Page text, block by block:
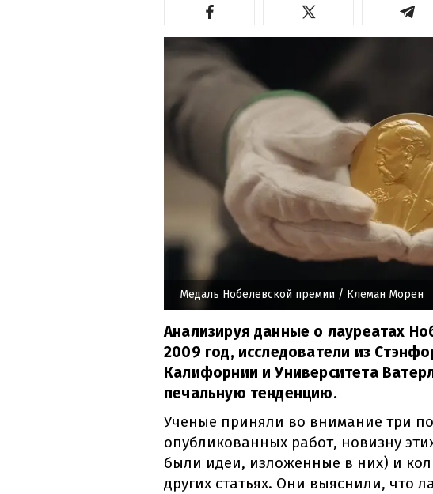
Медаль Нобелевской премии / Клеман Морен
Анализируя данные о лауреатах
2009 год, исследователи из
Калифорнии и Университета
печальную тенденцию.
Ученые приняли во внимание три
опубликованных работ, новизну
были идеи, изложенные в них) и
других статьях. Они выяснили, что